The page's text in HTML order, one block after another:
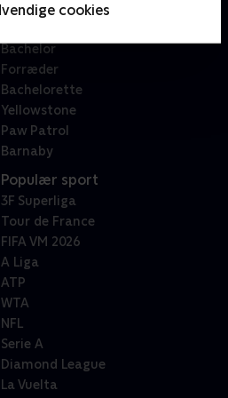
cookies
Sygeplejeskolen
Bachelor
Forræder
Bachelorette
Yellowstone
Paw Patrol
Barnaby
Populær sport
3F Superliga
Tour de France
FIFA VM 2026
A Liga
ATP
WTA
NFL
Serie A
Diamond League
La Vuelta